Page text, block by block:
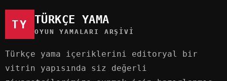
TY TÜRKÇE YAMA
OYUN YAMALARI ARŞIVI
Türkçe yama içeriklerini editoryal bir
vitrin yapısında siz değerli